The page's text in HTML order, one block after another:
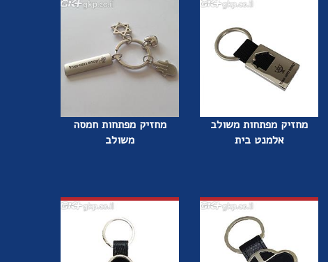
מחזיק מפתחות משולב
אלמנט בית
מחזיק מפתחות חמסה
משולב